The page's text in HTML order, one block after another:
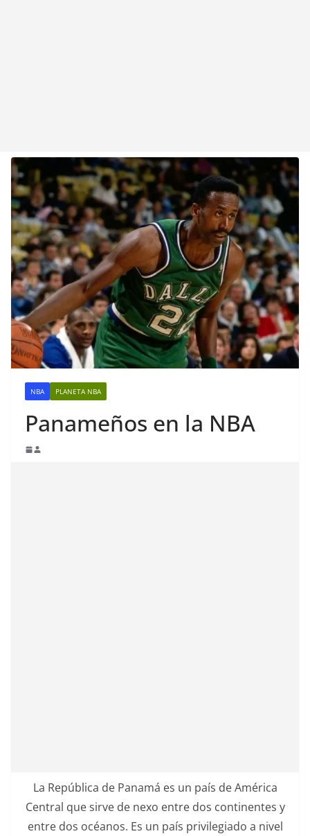
NBA PLANETA NBA
Panameños en la NBA
La República de Panamá es un país de América
Central que sirve de nexo entre dos continentes y
entre dos océanos. Es un país privilegiado a nivel